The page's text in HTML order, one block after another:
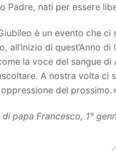
Padre, nati per essere
è un evento che
all’inizio di quest’Anno
la voce del sangue
A nostra volta ci
del prossimo.»
papa Francesco, 1°